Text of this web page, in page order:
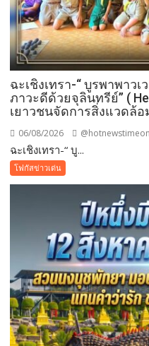
ฉะเชิงเทรา-​“ บูรพาพาวเ
ภาวะดีด้วยจุลินทรีย์” (
เยาวชนจัดการสิ่งแวดล้
06/08/2026
ฉะเชิงเทรา-​“ บู...
โฟกัสข่าวเด่น